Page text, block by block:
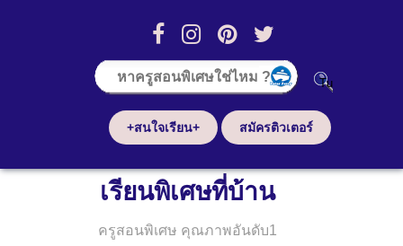
+สนใจเรียน+ สมัครติวเตอร์
เรียนพิเศษที่บ้าน
ครูสอนพิเศษ คุณภาพอันดับ1